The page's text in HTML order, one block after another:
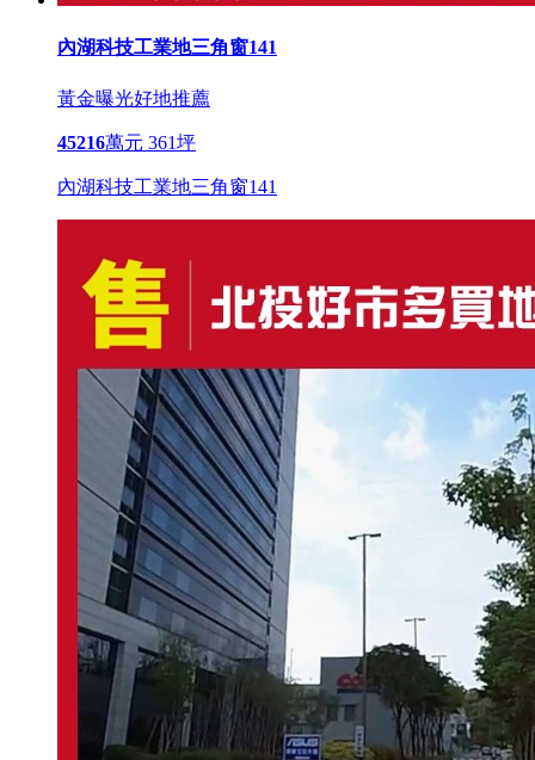
內湖科技工業地三角窗141
黃金曝光好地推薦
45216萬元 361坪
內湖科技工業地三角窗141